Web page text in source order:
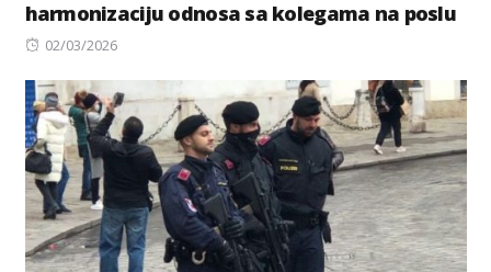
harmonizaciju odnosa sa kolegama na poslu
Posted
02/03/2026